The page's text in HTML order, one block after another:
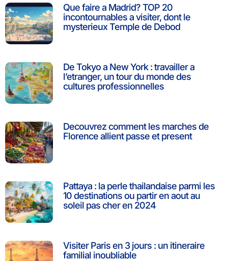
Que faire a Madrid? TOP 20
incontournables a visiter, dont le
mysterieux Temple de Debod
De Tokyo a New York : travailler a
l’etranger, un tour du monde des
cultures professionnelles
Decouvrez comment les marches de
Florence allient passe et present
Pattaya : la perle thailandaise parmi les
10 destinations ou partir en aout au
soleil pas cher en 2024
Visiter Paris en 3 jours : un itineraire
familial inoubliable